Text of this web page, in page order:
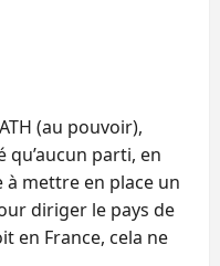
(au pouvoir),
qu’aucun parti, en
à mettre en place un
diriger le pays de
en France, cela ne